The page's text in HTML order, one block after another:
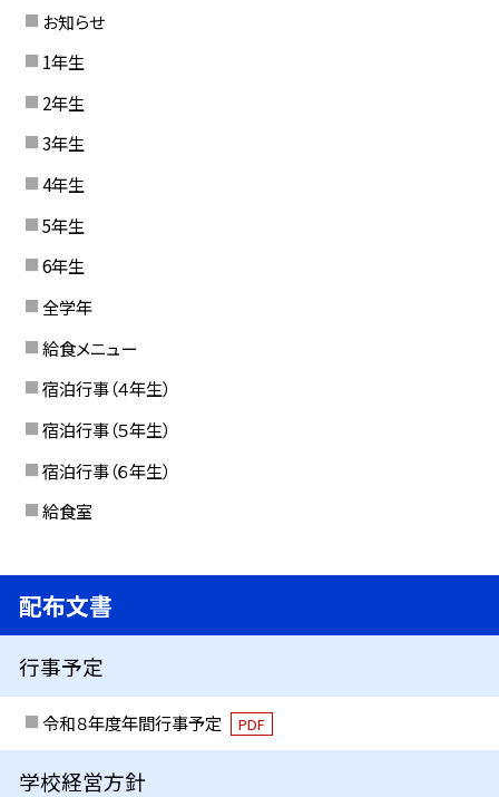
お知らせ
1年生
2年生
3年生
4年生
5年生
6年生
全学年
給食メニュー
宿泊行事（４年生）
宿泊行事（５年生）
宿泊行事（６年生）
給食室
配布文書
行事予定
令和８年度年間行事予定 PDF
学校経営方針